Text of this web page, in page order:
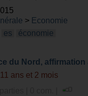
> Economie
es économie
du Nord, affirmation
ans et 2 mois